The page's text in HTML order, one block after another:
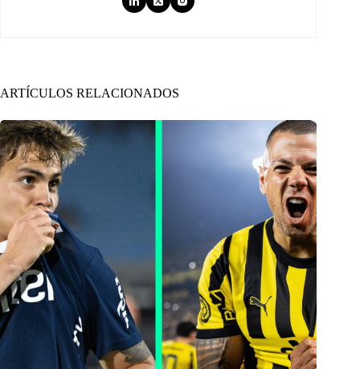
ARTÍCULOS RELACIONADOS